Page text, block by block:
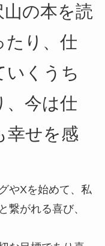
山の本を読
たり、仕
いくうち
、今は仕
幸せを感
やXを始めて、私
繋がれる喜び、